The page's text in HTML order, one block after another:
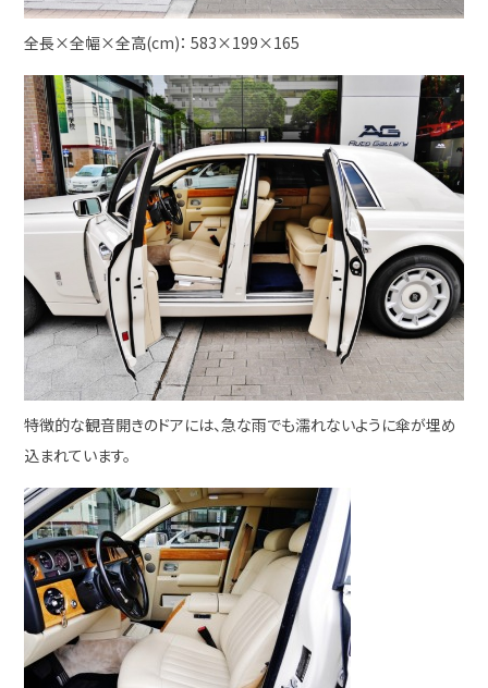
全長×全幅×全高(cm)： 583×199×165
特徴的な観音開きのドアには、急な雨でも濡れないように傘が埋め
込まれています。